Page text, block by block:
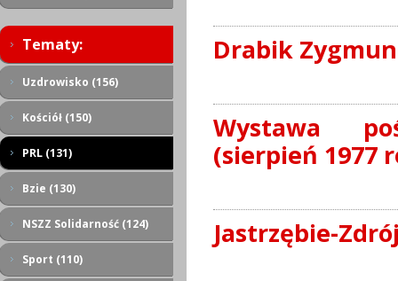
Tematy:
Uzdrowisko (156)
Kościół (150)
PRL (131)
Bzie (130)
NSZZ Solidarność (124)
Sport (110)
Drabik
Wystawa
(sierpień 1977
Jastrzębie-